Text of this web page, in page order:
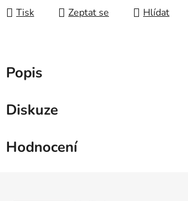
Tisk Zeptat se Hlídat
Popis
Diskuze
Hodnocení